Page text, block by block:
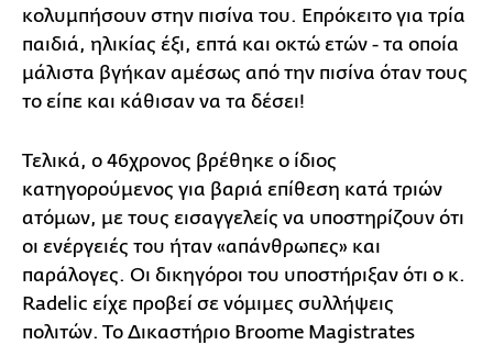
κολυμπήσουν στην πισίνα του. Επρόκειτο για τρία
παιδιά, ηλικίας έξι, επτά και οκτώ ετών - τα οποία
μάλιστα βγήκαν αμέσως από την πισίνα όταν τους
το είπε και κάθισαν να τα δέσει!
Τελικά, ο 46χρονος βρέθηκε ο ίδιος
κατηγορούμενος για βαριά επίθεση κατά τριών
ατόμων, με τους εισαγγελείς να υποστηρίζουν ότι
οι ενέργειές του ήταν «απάνθρωπες» και
παράλογες. Οι δικηγόροι του υποστήριξαν ότι ο κ.
Radelic είχε προβεί σε νόμιμες συλλήψεις
πολιτών. Το Δικαστήριο Broome Magistrates